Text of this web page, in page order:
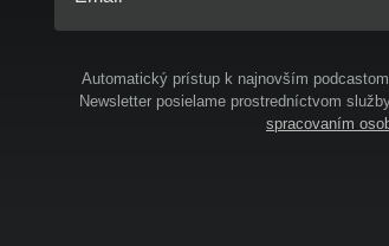
Automatický prístup k najnovším
Newsletter posielame prostredníctvom
spracovaním